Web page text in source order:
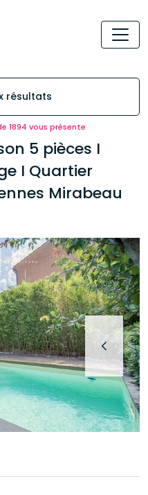
résultats
1894 vous présente
5 pièces I
I Quartier
Mirabeau